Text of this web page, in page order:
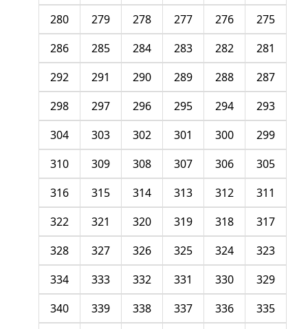
275
276
277
278
279
280
281
282
283
284
285
286
287
288
289
290
291
292
293
294
295
296
297
298
299
300
301
302
303
304
305
306
307
308
309
310
311
312
313
314
315
316
317
318
319
320
321
322
323
324
325
326
327
328
329
330
331
332
333
334
335
336
337
338
339
340